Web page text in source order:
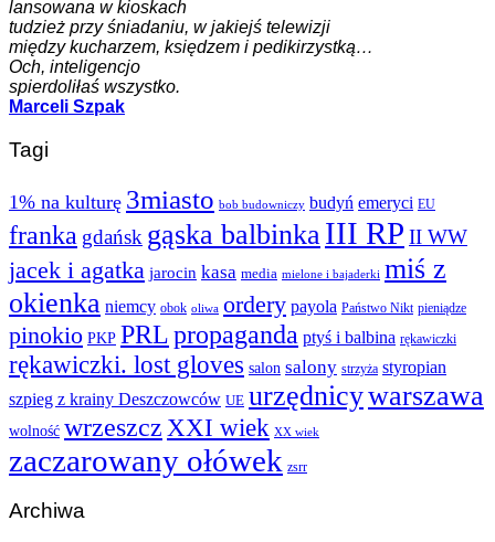
lansowana w kioskach
tudzież przy śniadaniu, w jakiejś telewizji
między kucharzem, księdzem i pedikirzystką…
Och, inteligencjo
spierdoliłaś wszystko.
Marceli Szpak
Tagi
1% na kulturę 3miasto bob budowniczy budyń emeryci EU
franka gdańsk gąska balbinka III RP II WW
jacek i agatka jarocin kasa media mielone i bajaderki miś z
okienka niemcy obok oliwa ordery payola Państwo Nikt pieniądze
pinokio PKP PRLpropaganda ptyś i balbina rękawiczki
rękawiczki. lost gloves salon salony strzyża styropian
szpieg z krainy Deszczowców UE urzędnicywarszawa
wolność wrzeszcz XXI wiek XX wiek
zaczarowany ołówek zsrr
Archiwa